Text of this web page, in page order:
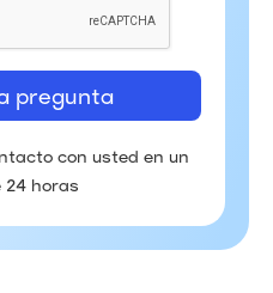
con usted en un
24 horas